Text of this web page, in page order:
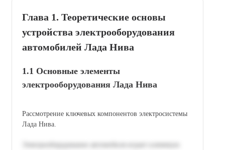
Глава 1. Теоретические основы
устройства электрооборудования
автомобилей Лада Нива
1.1 Основные элементы
электрооборудования Лада Нива
Рассмотрение ключевых компонентов электросистемы
Лада Нива.